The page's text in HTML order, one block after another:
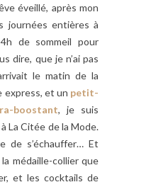
éveillé, après mon
journées entières à
de sommeil pour
dire, que je n’ai pas
le matin de la
express, et un petit-
boostant, je suis
La Citée de la Mode.
de s’échauffer… Et
médaille-collier que
et les cocktails de